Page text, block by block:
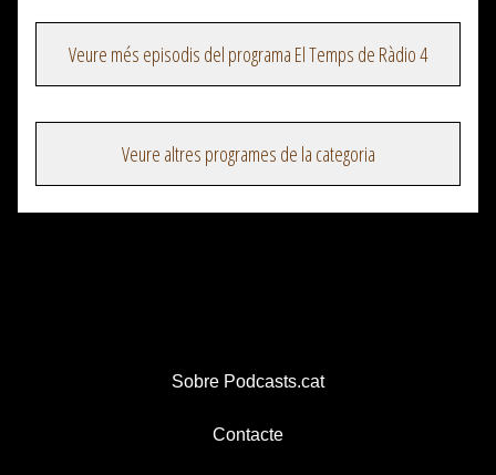
Veure més episodis del programa El Temps de Ràdio 4
Veure altres programes de la categoria
Sobre Podcasts.cat
Contacte